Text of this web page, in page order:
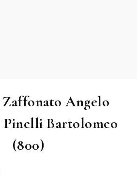
Zaffonato Angelo
Pinelli Bartolomeo
(800)